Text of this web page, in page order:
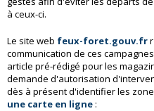
à ceux-ci.
Le site web feux-foret.gouv.fr
communication de ces
article pré-rédigé pour les
demande d'autorisation
dès à présent d'identifier les
une carte en ligne :